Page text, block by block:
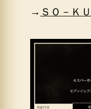
→ ＳＯ－Ｋ